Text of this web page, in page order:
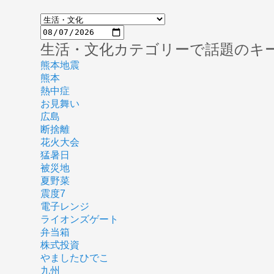
生活・文化カテゴリーで話題のキ
熊本地震
熊本
熱中症
お見舞い
広島
断捨離
花火大会
猛暑日
被災地
夏野菜
震度7
電子レンジ
ライオンズゲート
弁当箱
株式投資
やましたひでこ
九州